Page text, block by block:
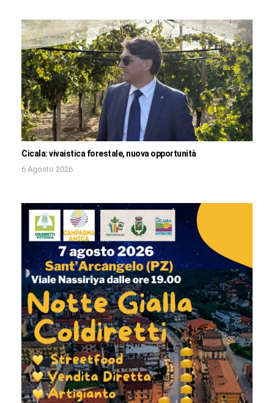
Cicala: vivaistica forestale, nuova opportunità
6 Agosto 2026